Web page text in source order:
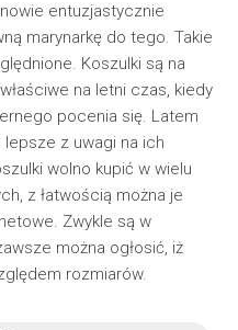
entuzjastycznie
marynarkę do tego. Takie
Koszulki są na
na letni czas, kiedy
pocenia się. Latem
z uwagi na ich
wolno kupić w wielu
z łatwością można je
Zwykle są w
można ogłosić, iż
rozmiarów.